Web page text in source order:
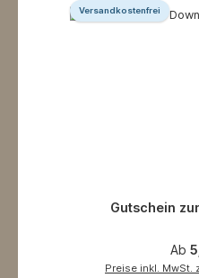
Versandkostenfrei
Gutschein
Ab
Preise inkl. MwSt.